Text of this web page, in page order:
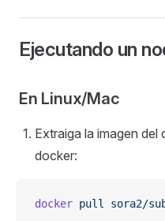
Ejecutando un
En Linux/Mac
Extraiga la imagen
docker:
docker pull sora2/